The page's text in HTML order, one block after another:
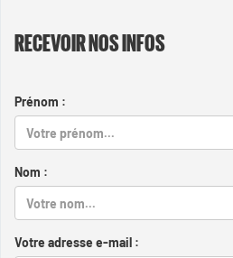
RECEVOIR NOS INFOS
Prénom :
Nom :
Votre adresse e-mail :